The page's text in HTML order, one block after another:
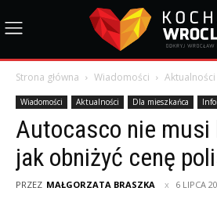
Strona główna Wiadomości Aktualności
Wiadomości Aktualności Dla mieszkańca
Autocasco nie musi
jak obniżyć cenę
PRZEZ MAŁGORZATA BRASZKA 6 LIPCA